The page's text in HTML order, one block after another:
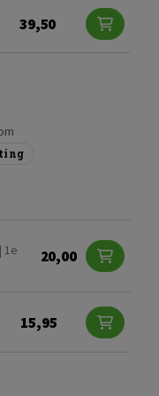
39,50
1e
20,00
15,95